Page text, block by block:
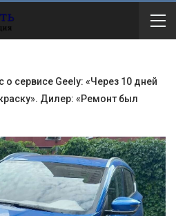
о сервисе Geely: «Через 10 дней
Дилер: «Ремонт был